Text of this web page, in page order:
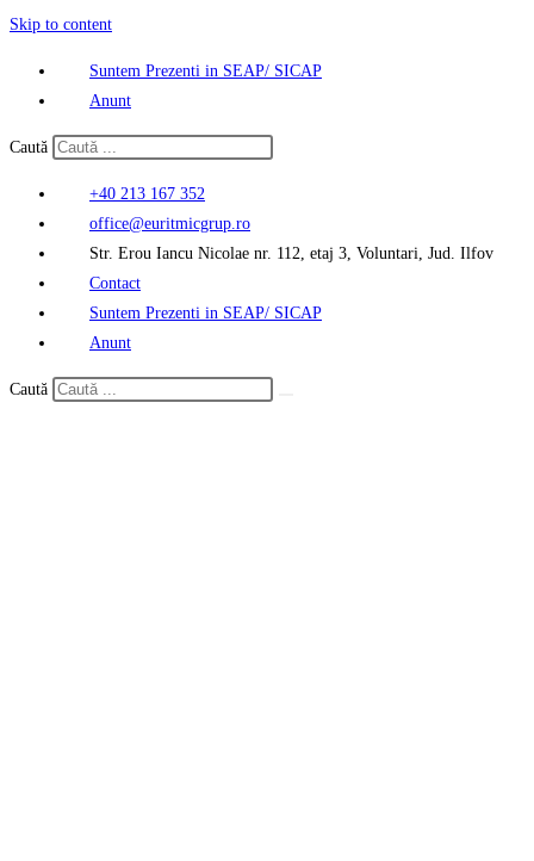
Skip to content
Suntem Prezenti in SEAP/ SICAP
Anunt
Caută
+40 213 167 352
office@euritmicgrup.ro
Str. Erou Iancu Nicolae nr. 112, etaj 3, Voluntari, Jud. Ilfov
Contact
Suntem Prezenti in SEAP/ SICAP
Anunt
Caută